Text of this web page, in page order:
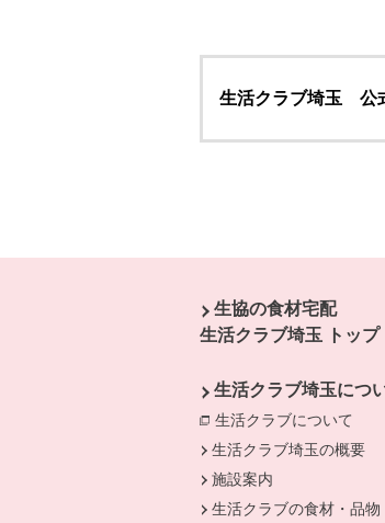
生活クラブ埼玉 公
生協の食材宅配
生活クラブ埼玉 トップ
生活クラブ埼玉につ
生活クラブについて
別
生活クラブ埼玉の概要
施設案内
生活クラブの食材・品物